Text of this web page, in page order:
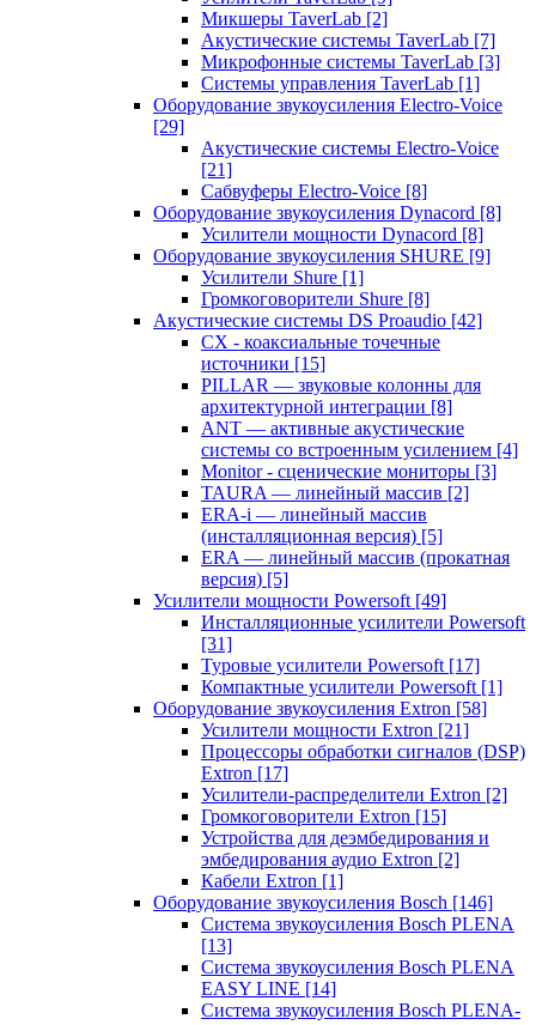
Микшеры TaverLab [2]
Акустические системы TaverLab [7]
Микрофонные системы TaverLab [3]
Системы управления TaverLab [1]
Оборудование звукоусиления Electro-Voice
[29]
Акустические системы Electro-Voice
[21]
Сабвуферы Electro-Voice [8]
Оборудование звукоусиления Dynacord [8]
Усилители мощности Dynacord [8]
Оборудование звукоусиления SHURE [9]
Усилители Shure [1]
Громкоговорители Shure [8]
Акустические системы DS Proaudio [42]
CX - коаксиальные точечные
источники [15]
PILLAR — звуковые колонны для
архитектурной интеграции [8]
ANT — активные акустические
системы со встроенным усилением [4]
Monitor - сценические мониторы [3]
TAURA — линейный массив [2]
ERA-i — линейный массив
(инсталляционная версия) [5]
ERA — линейный массив (прокатная
версия) [5]
Усилители мощности Powersoft [49]
Инсталляционные усилители Powersoft
[31]
Туровые усилители Powersoft [17]
Компактные усилители Powersoft [1]
Оборудование звукоусиления Extron [58]
Усилители мощности Extron [21]
Процессоры обработки сигналов (DSP)
Extron [17]
Усилители-распределители Extron [2]
Громкоговорители Extron [15]
Устройства для деэмбедирования и
эмбедирования аудио Extron [2]
Кабели Extron [1]
Оборудование звукоусиления Bosch [146]
Система звукоусиления Bosch PLENA
[13]
Система звукоусиления Bosch PLENA
EASY LINE [14]
Система звукоусиления Bosch PLENA-